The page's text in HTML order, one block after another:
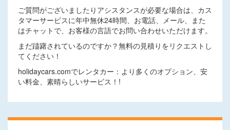
ご質問がございましたりアシスタンスが必要な場合は、カス
タマーサービスに年中無休24時間、お電話、メール、また
はチャットで、お客様の言語でお問い合わせいただけます。
まだ躊躇されているのですか？無料の見積りをリクエストし
てください！
holidaycars.comでレンタカー：より多くのオプション、安
い料金、素晴らしいサービス！!